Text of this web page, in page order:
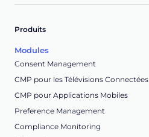
Produits
Modules
Consent Management
CMP pour les Télévisions Connectées
CMP pour Applications Mobiles
Preference Management
Compliance Monitoring